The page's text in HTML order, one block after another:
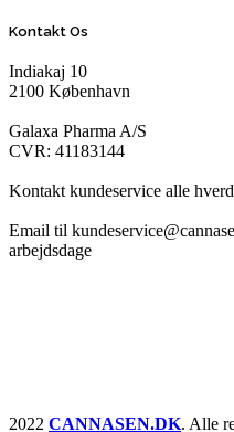
Kontakt Os
Indiakaj 10
2100 København
Galaxa Pharma A/S
CVR: 41183144
Kontakt kundeservice alle
Email til
arbejdsdage
2022 CANNASEN.DK. Alle